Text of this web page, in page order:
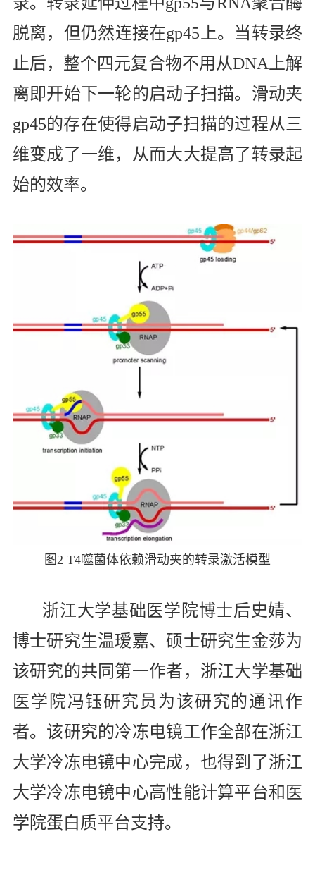
脱离，但仍然连接在gp45 上。当转录终
止后，整个四元复合物不用从DNA 上解
离即开始下一轮的启动子扫描。滑动夹
gp45的存在使得启动子扫描的过程从三
维变成了一维，从而大大提高了转录起
始的效率。
图2 T4噬菌体依赖滑动夹的转录激活模型
浙江大学基础医学院博士后史婧、
博士研究生温瑷嘉、硕士研究生金莎为
该研究的共同第一作者，浙江大学基础
医学院冯钰研究员为该研究的通讯作
者。该研究的冷冻电镜工作全部在浙江
大学冷冻电镜中心完成，也得到了浙江
大学冷冻电镜中心高性能计算平台和医
学院蛋白质平台支持。